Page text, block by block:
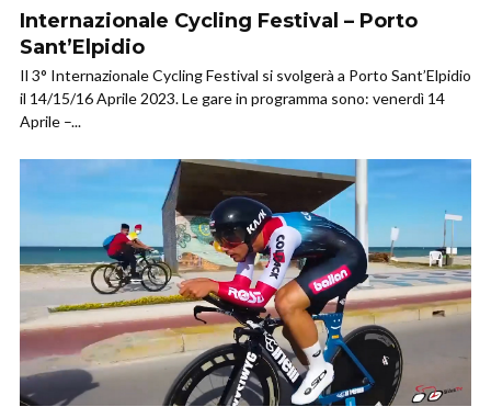
Internazionale Cycling Festival – Porto
Sant’Elpidio
Il 3° Internazionale Cycling Festival si svolgerà a Porto Sant’Elpidio
il 14/15/16 Aprile 2023. Le gare in programma sono: venerdì 14
Aprile –...